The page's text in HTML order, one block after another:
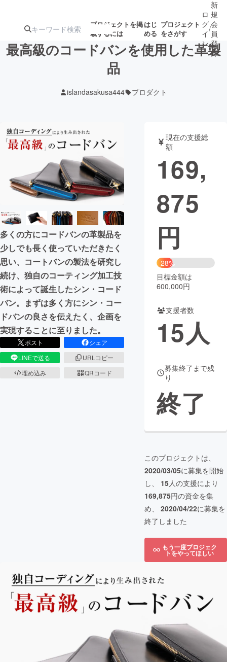
プロジェクトを掲
載するには
はじ
める
プロジェクト
をさがす
ターン
ジェクト
募集終了が近いプ
ロジェクト
アート・写真 音楽
テクノロジー・ガジェット ゲーム・サ
映像・映画
ビジネス・起業
まちづくり・地域活性化
CAMPFIRE for Social Good
CAMPFIRE Creation
CAMPFIREふるさと納税machi-ya コミュニティ
ロ
グ
イ
ン
/
新
規
会
員
登
録
最高級のコードバンを使用した革製
品
islandasakusa444 プロダクト
多くの方にコードバンの革製品を
少しでも長く使っていただきたく
思い、コートバンの製法を研究し
続け、独自のコーティング加工技
術によって誕生したシン・コード
バン。まずは多く方にシン・コー
ドバンの良さを伝えたく、企画を
実現することに至りました。
ポスト
シェア
LINEで送る
URLコピー
埋め込み
QRコード
現在の支援総
額
169,
875
円
28%
目標金額は
600,000円
支援者数
15人
募集終了まで残
り
終了
このプロジェクトは、
2020/03/05に募集を開始
し、 15人の支援により
169,875円の資金を集
め、 2020/04/22に募集を
終了しました
もう一度プロジェク
トをやってほしい